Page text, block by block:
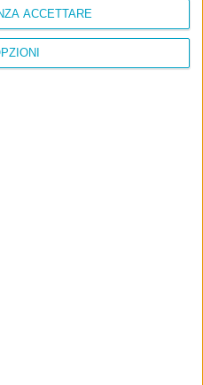
ACCETTARE